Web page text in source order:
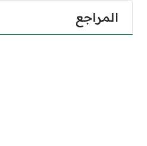
المراجع